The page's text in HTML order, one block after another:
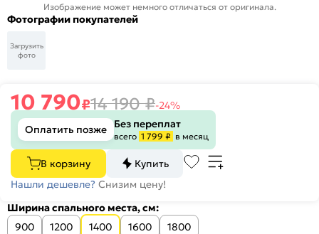
Изображение может немного отличаться от оригинала.
Фотографии покупателей
Загрузить
фото
10 790₽14 190₽-24%
Оплатить позже
Без переплат
всего 1 799 ₽ в месяц
В корзину
Купить
Нашли дешевле? Снизим цену!
Ширина спального места, см:
900
1200 1400 1600
1800